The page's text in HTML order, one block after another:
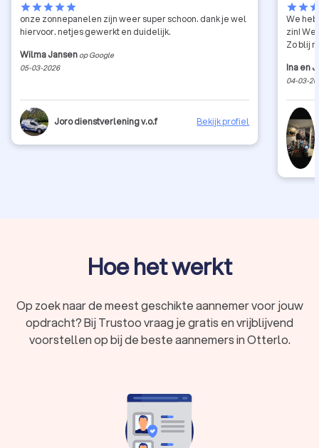
starstarstarstarstar
onze zonnepanelen zijn weer super schoon. dank je wel
hiervoor. netjes gewerkt en duidelijk.
Wilma Jansen op Google
05-03-2026
Joro dienstverlening v.o.f Bekijk profiel
starstar
We
zin!
Zo blij
Ina en
04-03-
Hoe het werkt
Op zoek naar de meest geschikte aannemer voor jouw
opdracht? Bij Trustoo vraag je gratis en vrijblijvend
voorstellen op bij de beste aannemers in Otterlo.